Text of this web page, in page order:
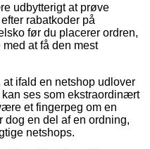
udbytterigt at prøve
rabatkoder på
før du placerer ordren,
at få den mest
ifald en netshop udlover
kan ses som ekstraordinært
et fingerpeg om en
dog en del af en ordning,
netshops.